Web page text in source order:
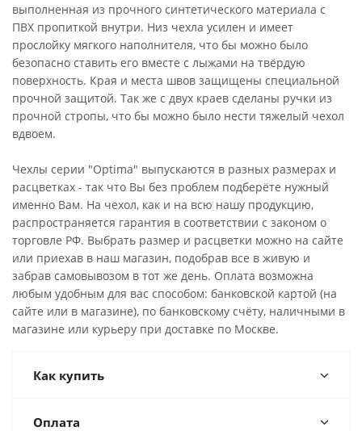
выполненная из прочного синтетического материала с
ПВХ пропиткой внутри. Низ чехла усилен и имеет
прослойку мягкого наполнителя, что бы можно было
безопасно ставить его вместе с лыжами на твёрдую
поверхность. Края и места швов защищены специальной
прочной защитой. Так же с двух краев сделаны ручки из
прочной стропы, что бы можно было нести тяжелый чехол
вдвоем.
Чехлы серии "Optima" выпускаются в разных размерах и
расцветках - так что Вы без проблем подберёте нужный
именно Вам. На чехол, как и на всю нашу продукцию,
распространяется гарантия в соответствии с законом о
торговле РФ. Выбрать размер и расцветки можно на сайте
или приехав в наш магазин, подобрав все в живую и
забрав самовывозом в тот же день. Оплата возможна
любым удобным для вас способом: банковской картой (на
сайте или в магазине), по банковскому счёту, наличными в
магазине или курьеру при доставке по Москве.
Как купить
Оплата